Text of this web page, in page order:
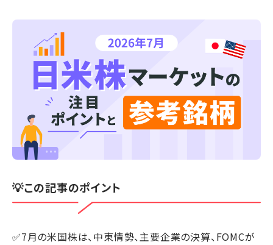
💡この記事のポイント
✅7月の米国株は、中東情勢、主要企業の決算、FOMCが